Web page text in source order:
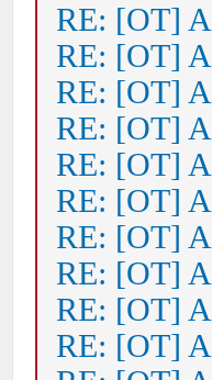
RE: [OT]
RE: [OT]
RE: [OT]
RE: [OT]
RE: [OT]
RE: [OT]
RE: [OT]
RE: [OT]
RE: [OT]
RE: [OT]